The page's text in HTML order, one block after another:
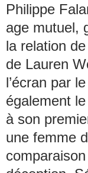
Philippe
agemutuel,
la relation
de Lauren
l’écran par
également
à son
une femme